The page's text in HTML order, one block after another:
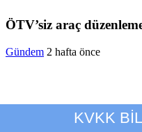
ÖTV’siz araç
Gündem 2 hafta önce
KVKK